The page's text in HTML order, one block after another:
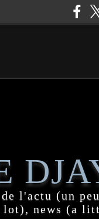
l'actu (un
lot), news (a